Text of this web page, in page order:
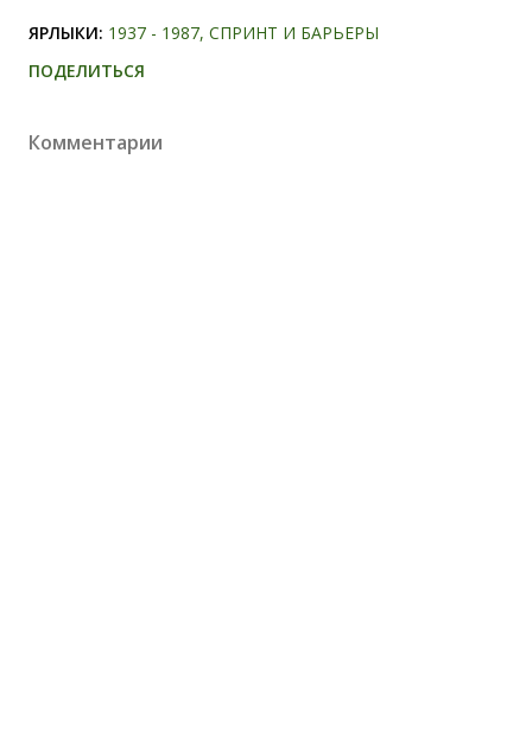
ЯРЛЫКИ: 1937 - 1987 СПРИНТ И БАРЬЕРЫ
ПОДЕЛИТЬСЯ
Комментарии